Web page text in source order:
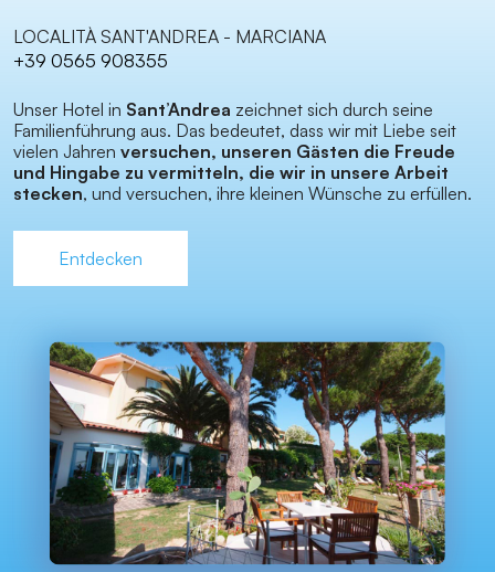
LOCALITÀ SANT'ANDREA - MARCIANA
+39 0565 908355
Unser Hotel in Sant’Andrea zeichnet sich durch seine
Familienführung aus. Das bedeutet, dass wir mit Liebe seit
vielen Jahren versuchen, unseren Gästen die Freude
und Hingabe zu vermitteln, die wir in unsere Arbeit
stecken, und versuchen, ihre kleinen Wünsche zu erfüllen.
Entdecken